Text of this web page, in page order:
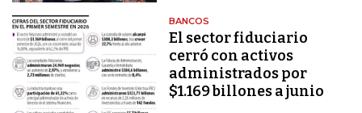
BANCOS
El sector fiduciario
cerró con activos
administrados por
$1.169 billones a junio